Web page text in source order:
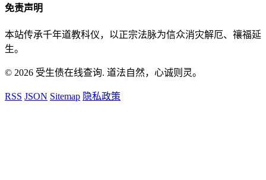
免责声明
本站传承千年道教科仪，以正宗法脉为信众消灾解厄、禳福延
生。
© 2026 受生债在线查询. 道法自然，心诚则灵。
RSS JSON Sitemap 隐私政策